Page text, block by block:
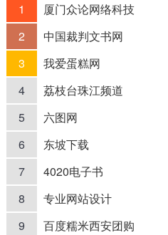
1 厦门众论网络科技
2
中国裁判文书网
3
我爱蛋糕网
4
荔枝台珠江频道
5
六图网
6
东坡下载
7
4020电子书
8
专业网站设计
9
百度糯米西安团购